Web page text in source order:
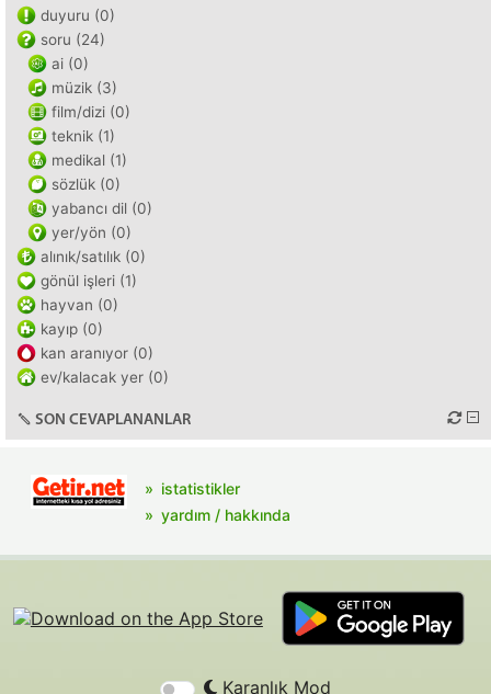
duyuru (0)
soru (24)
ai (0)
müzik (3)
film/dizi (0)
teknik (1)
medikal (1)
sözlük (0)
yabancı dil (0)
yer/yön (0)
alınık/satılık (0)
gönül işleri (1)
hayvan (0)
kayıp (0)
kan aranıyor (0)
ev/kalacak yer (0)
SON CEVAPLANANLAR
istatistikler
yardım / hakkında
Karanlık Mod